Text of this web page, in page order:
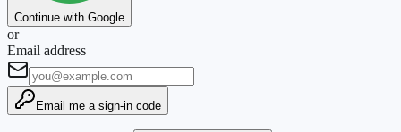
Continue with Google
or
Email address
Email me a sign-in code